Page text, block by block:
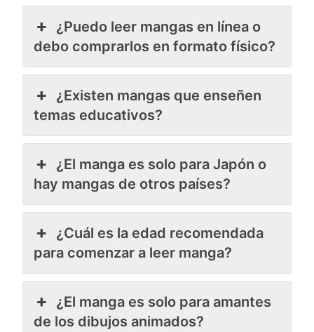
¿Puedo leer mangas en línea o
debo comprarlos en formato físico?
¿Existen mangas que enseñen
temas educativos?
¿El manga es solo para Japón o
hay mangas de otros países?
¿Cuál es la edad recomendada
para comenzar a leer manga?
¿El manga es solo para amantes
de los dibujos animados?